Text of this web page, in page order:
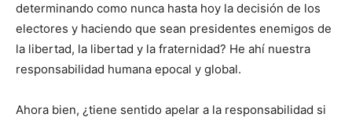
determinando como nunca hasta hoy la decisión de los
electores y haciendo que sean presidentes enemigos de
la libertad, la libertad y la fraternidad? He ahí nuestra
responsabilidad humana epocal y global.
Ahora bien, ¿tiene sentido apelar a la responsabilidad si